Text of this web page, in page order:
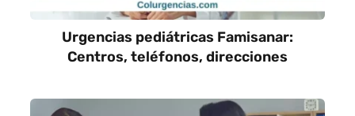
Urgencias pediátricas Famisanar:
Centros, teléfonos, direcciones